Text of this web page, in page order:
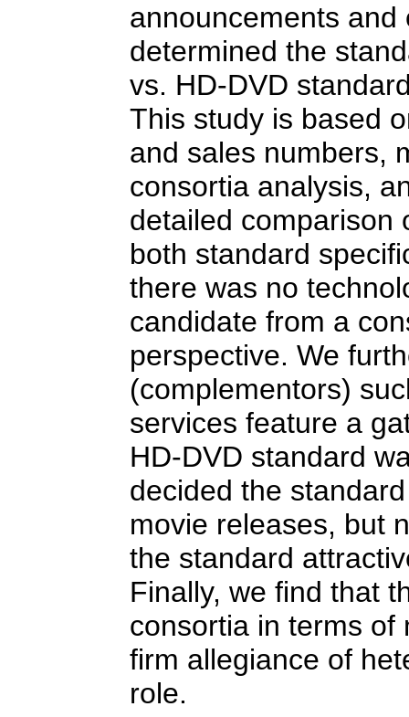
announcements
determined the
vs. HD-DVD
This study is based
and sales numbers,
consortia analysis,
detailed comparison
both standard
there was no
candidate from a
perspective. We
(complementors)
services feature a
HD-DVD standard
decided the
movie releases, but
the standard
Finally, we find that
consortia in terms of
firm allegiance of
role.